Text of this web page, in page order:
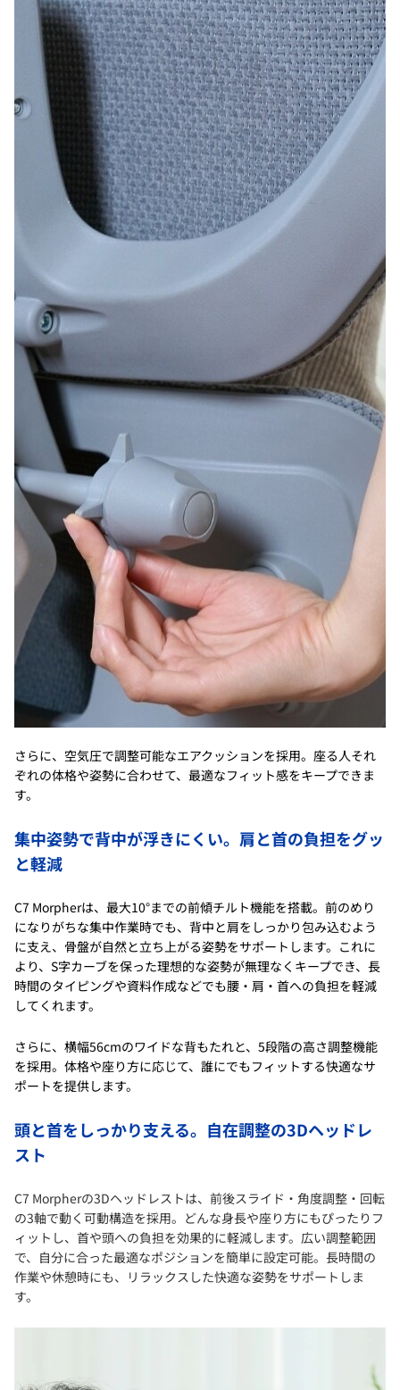
さらに、空気圧で調整可能なエアクッションを採用。座る人それ
ぞれの体格や姿勢に合わせて、最適なフィット感をキープできま
す。
集中姿勢で背中が浮きにくい。肩と首の負担をグッ
と軽減
C7 Morpherは、最大10°までの前傾チルト機能を搭載。前のめり
になりがちな集中作業時でも、背中と肩をしっかり包み込むよう
に支え、骨盤が自然と立ち上がる姿勢をサポートします。これに
より、S字カーブを保った理想的な姿勢が無理なくキープでき、長
時間のタイピングや資料作成などでも腰・肩・首への負担を軽減
してくれます。
さらに、横幅56cmのワイドな背もたれと、5段階の高さ調整機能
を採用。体格や座り方に応じて、誰にでもフィットする快適なサ
ポートを提供します。
頭と首をしっかり支える。自在調整の3Dヘッドレ
スト
C7 Morpherの3Dヘッドレストは、前後スライド・角度調整・回転
の3軸で動く可動構造を採用。どんな身長や座り方にもぴったりフ
ィットし、首や頭への負担を効果的に軽減します。広い調整範囲
で、自分に合った最適なポジションを簡単に設定可能。長時間の
作業や休憩時にも、リラックスした快適な姿勢をサポートしま
す。